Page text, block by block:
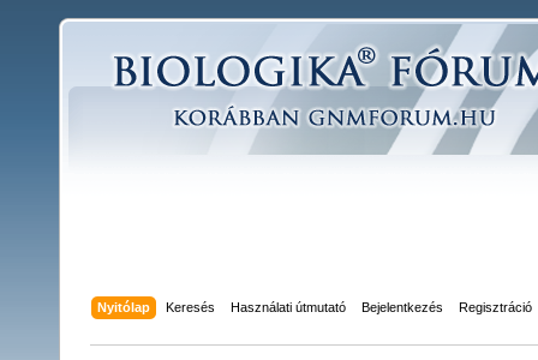
Nyitólap Keresés Használati útmutató Bejelentkezés Regisztráció